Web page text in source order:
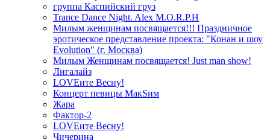
группа Каспийский груз
Trance Dance Night. Alex M.O.R.P.H
Милым женщинам посвящается!!! Праздничное
эротическое представление проекта: "Конан и шоу
Evolution" (г. Москва)
Милым Женщинам посвящается! Just man show!
Лигалайз
LOVEите Весну!
Концерт певицы МакSим
Жара
Фактор-2
LOVEите Весну!
Чичерина